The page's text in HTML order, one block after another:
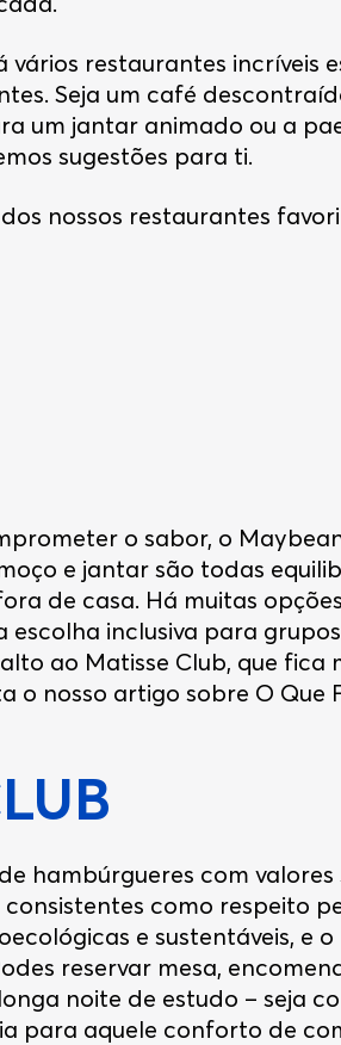
vários restaurantes incríveis
Seja um café
um jantar animado ou a
sugestões para ti.
nossos restaurantes
o sabor, o
e jantar são todas
de casa. Há muitas
inclusiva para
ao Matisse Club, que fica
o nosso artigo sobre O Que
hambúrgueres com valores
como respeito
e sustentáveis, e
reservar mesa,
noite de estudo – seja
para aquele conforto de